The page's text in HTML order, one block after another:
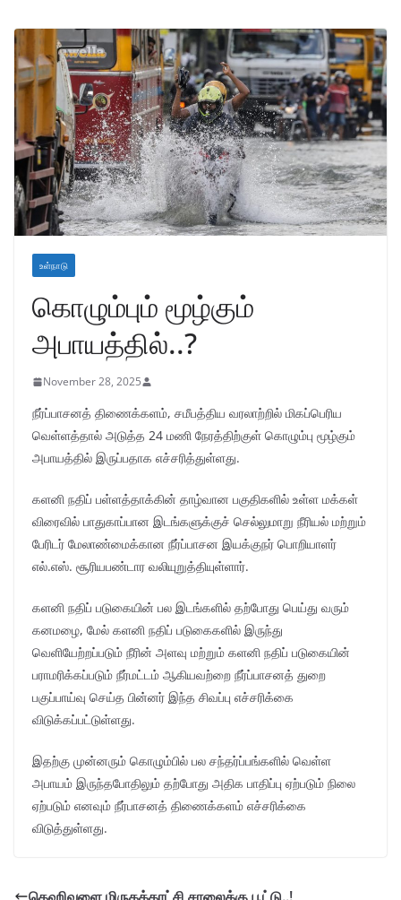
உள்நாடு
கொழும்பும் மூழ்கும்
அபாயத்தில்..?
November 28, 2025
நீர்ப்பாசனத் திணைக்களம், சமீபத்திய வரலாற்றில் மிகப்பெரிய
வெள்ளத்தால் அடுத்த 24 மணி நேரத்திற்குள் கொழும்பு மூழ்கும்
அபாயத்தில் இருப்பதாக எச்சரித்துள்ளது.
களனி நதிப் பள்ளத்தாக்கின் தாழ்வான பகுதிகளில் உள்ள மக்கள்
விரைவில் பாதுகாப்பான இடங்களுக்குச் செல்லுமாறு நீரியல் மற்றும்
பேரிடர் மேலாண்மைக்கான நீர்ப்பாசன இயக்குநர் பொறியாளர்
எல்.எஸ். சூரியபண்டார வலியுறுத்தியுள்ளார்.
களனி நதிப் படுகையின் பல இடங்களில் தற்போது பெய்து வரும்
கனமழை, மேல் களனி நதிப் படுகைகளில் இருந்து
வெளியேற்றப்படும் நீரின் அளவு மற்றும் களனி நதிப் படுகையின்
பராமரிக்கப்படும் நீர்மட்டம் ஆகியவற்றை நீர்ப்பாசனத் துறை
பகுப்பாய்வு செய்த பின்னர் இந்த சிவப்பு எச்சரிக்கை
விடுக்கப்பட்டுள்ளது.
இதற்கு முன்னரும் கொழும்பில் பல சந்தர்ப்பங்களில் வெள்ள
அபாயம் இருந்தபோதிலும் தற்போது அதிக பாதிப்பு ஏற்படும் நிலை
ஏற்படும் எனவும் நீர்பாசனத் திணைக்களம் எச்சரிக்கை
விடுத்துள்ளது.